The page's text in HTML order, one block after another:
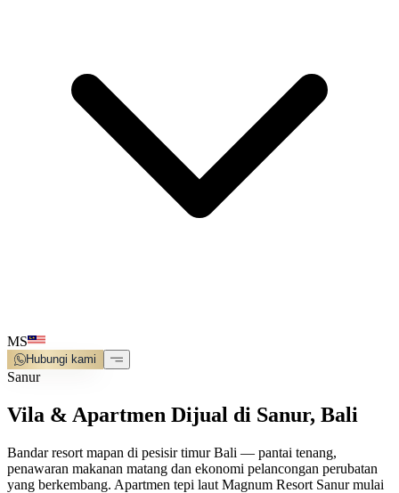
MS
Hubungi kami
Sanur
Vila & Apartmen Dijual di Sanur, Bali
Bandar resort mapan di pesisir timur Bali — pantai tenang,
penawaran makanan matang dan ekonomi pelancongan perubatan
yang berkembang. Apartmen tepi laut Magnum Resort Sanur mulai